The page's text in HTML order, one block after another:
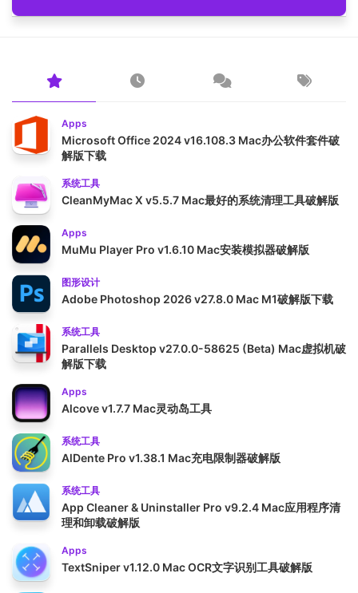
Apps
Microsoft Office 2024 v16.108.3 Mac办公软件套件破
解版下载
系统工具
CleanMyMac X v5.5.7 Mac最好的系统清理工具破解版
Apps
MuMu Player Pro v1.6.10 Mac安装模拟器破解版
图形设计
Adobe Photoshop 2026 v27.8.0 Mac M1破解版下载
系统工具
Parallels Desktop v27.0.0-58625 (Beta) Mac虚拟机破
解版下载
Apps
Alcove v1.7.7 Mac灵动岛工具
系统工具
AlDente Pro v1.38.1 Mac充电限制器破解版
系统工具
App Cleaner & Uninstaller Pro v9.2.4 Mac应用程序清
理和卸载破解版
Apps
TextSniper v1.12.0 Mac OCR文字识别工具破解版